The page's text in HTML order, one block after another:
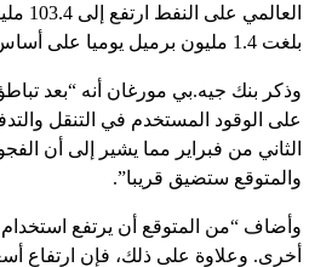
بلغت 1.4 مليون برميل يوميا على أساس سنوي.
وذكر بنك جيه.بي مورغان أنه “بعد
على الوقود المستخدم في التنقل
الثاني من فبراير مما يشير إلى أن
والمتوقع ستضيق قريبا”.
وأضاف “من المتوقع أن يرتفع استخدام
أخرى. وعلاوة على ذلك، فإن ارتفاع